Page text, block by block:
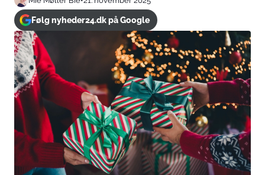
Følg nyheder24.dk på Google